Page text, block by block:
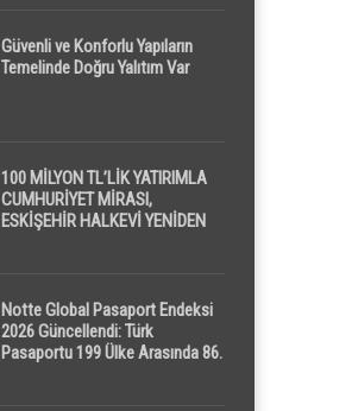
Güvenli ve Konforlu Yapıların
Temelinde Doğru Yalıtım Var
100 MİLYON TL’LİK YATIRIMLA
CUMHURİYET MİRASI,
ESKİŞEHİR HALKEVİ YENİDEN
Notte Global Pasaport Endeksi
2026 Güncellendi: Türk
Pasaportu 199 Ülke Arasında 86.